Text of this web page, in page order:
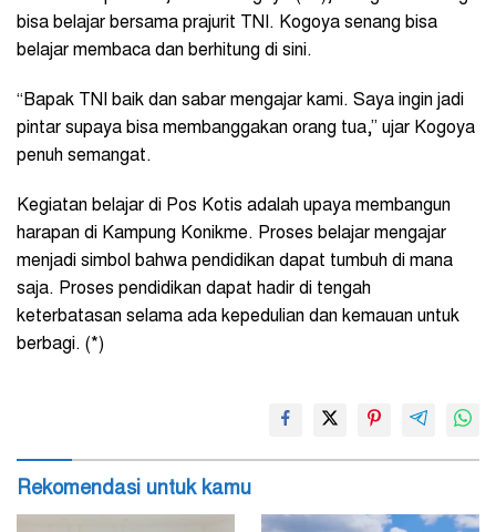
bisa belajar bersama prajurit TNI. Kogoya senang bisa
belajar membaca dan berhitung di sini.
“Bapak TNI baik dan sabar mengajar kami. Saya ingin jadi
pintar supaya bisa membanggakan orang tua,” ujar Kogoya
penuh semangat.
Kegiatan belajar di Pos Kotis adalah upaya membangun
harapan di Kampung Konikme. Proses belajar mengajar
menjadi simbol bahwa pendidikan dapat tumbuh di mana
saja. Proses pendidikan dapat hadir di tengah
keterbatasan selama ada kepedulian dan kemauan untuk
berbagi. (*)
Rekomendasi untuk kamu